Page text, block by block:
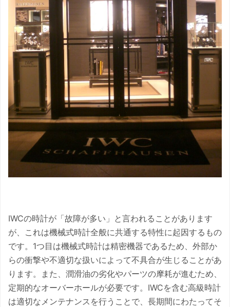
IWCの時計が「故障が多い」と言われることがあります
が、これは機械式時計全般に共通する特性に起因するもの
です。1つ目は機械式時計は精密機器であるため、外部か
らの衝撃や不適切な扱いによって不具合が生じることがあ
ります。また、潤滑油の劣化やパーツの摩耗が進むため、
定期的なオーバーホールが必要です。IWCを含む高級時計
は適切なメンテナンスを行うことで、長期間にわたってそ